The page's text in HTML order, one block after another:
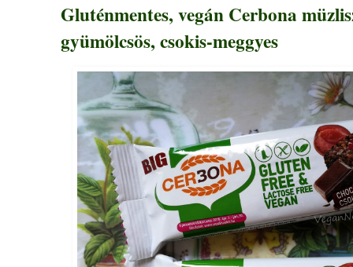
Gluténmentes, vegán Cerbona
gyümölcsös, csokis-meggyes